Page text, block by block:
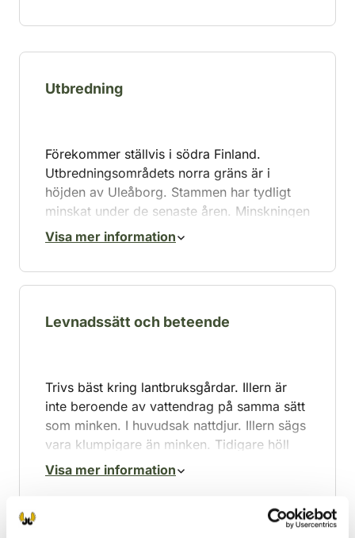
Utbredning
Förekommer ställvis i södra Finland.
Utbredningsområdets norra gräns är i
höjden av Uleåborg. Stammen har tydligt
minskat under de senaste åren. Minskningen
kan ha pågått länge, men situationen har
man känner till mycket litet om illern i
Finland. Nuförtiden är den i alla fall mycket
Visa mer information
Levnadssätt och beteende
Trivs bäst kring lantbruksgårdar. Illern är
inte beroende av vattendrag på samma sätt
som minken. I huvudsak nattdjur. Illern sägs
vara klumpigare än minken. Tidigare höll
den ofta till kring gårdar och hade sitt bo
Visa mer information